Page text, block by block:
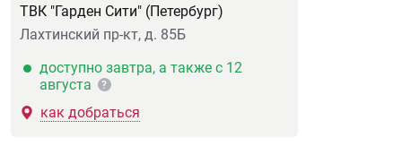
ТВК "Гарден Сити" (Петербург)
Лахтинский пр-кт, д. 85Б
доступно завтра, а также с 12
августа
?
как добраться